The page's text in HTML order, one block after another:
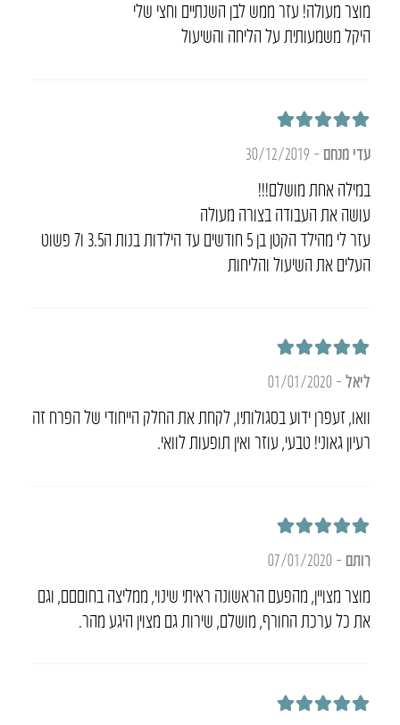
מוצר מעולה! עזר ממש לבן השנתיים וחצי שלי
היקל משמעותית על הליחה והשיעול
עדי מנחם –
30/12/2019
במילה אחת מושלם!!!
עושה את העבודה בצורה מעולה
עזר לי מהילד הקטן בן 5 חודשים עד הילדות בנות ה3.5 ו7 פשוט
העלים את השיעול והליחות
ליאל–
01/01/2020
וואו, זעפרן ידוע בסגולותיו, לקחת את החלק הייחודי של הפרח זה
רעיון גאוני! טבעי, עוזר ואין תופעות לוואי.
רותם –
07/01/2020
מוצר מצויין, מהפעם הראשונה ראיתי שינוי, ממליצה בחוםםם, וגם
את כל ערכת החורף, מושלם, שירות גם מצוין היגע מהר.